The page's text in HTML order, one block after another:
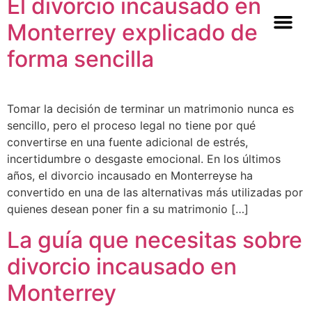
El divorcio incausado en
Monterrey explicado de
forma sencilla
Tomar la decisión de terminar un matrimonio nunca es
sencillo, pero el proceso legal no tiene por qué
convertirse en una fuente adicional de estrés,
incertidumbre o desgaste emocional. En los últimos
años, el divorcio incausado en Monterreyse ha
convertido en una de las alternativas más utilizadas por
quienes desean poner fin a su matrimonio […]
La guía que necesitas sobre
divorcio incausado en
Monterrey